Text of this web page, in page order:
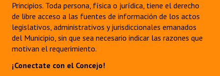
Principios. Toda persona, física o jurídica, tiene el derecho
de libre acceso a las fuentes de información de los actos
legislativos, administrativos y jurisdiccionales emanados
del Municipio, sin que sea necesario indicar las razones que
motivan el requerimiento.
¡Conectate con el Concejo!